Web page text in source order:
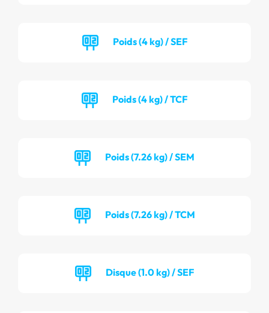
Poids (4 kg) / SEF
Poids (4 kg) / TCF
Poids (7.26 kg) / SEM
Poids (7.26 kg) / TCM
Disque (1.0 kg) / SEF